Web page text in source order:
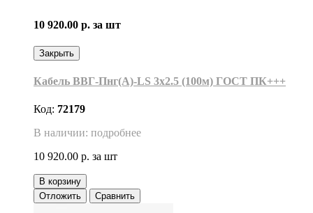
10 920.00 р. за шт
Закрыть
Кабель ВВГ-Пнг(А)-LS 3х2.5 (100м) ГОСТ ПК+++
Код: 72179
В наличии: подробнее
10 920.00 р. за шт
В корзину
Отложить
Сравнить